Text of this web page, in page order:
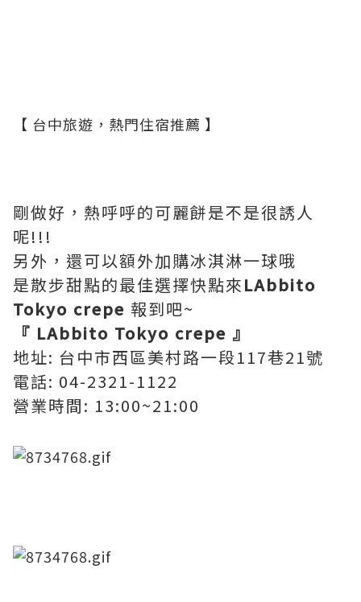
【 台中旅遊，熱門住宿推薦 】
剛做好，熱呼呼的可麗餅是不是很誘人
呢!!!
另外，還可以額外加購冰淇淋一球哦
是散步甜點的最佳選擇​快點來LAbbito
Tokyo crepe 報到吧~
『 LAbbito Tokyo crepe 』
地址: 台中市西區美村路一段117巷21號
電話: 04-2321-1122
營業時間: 13:00~21:00